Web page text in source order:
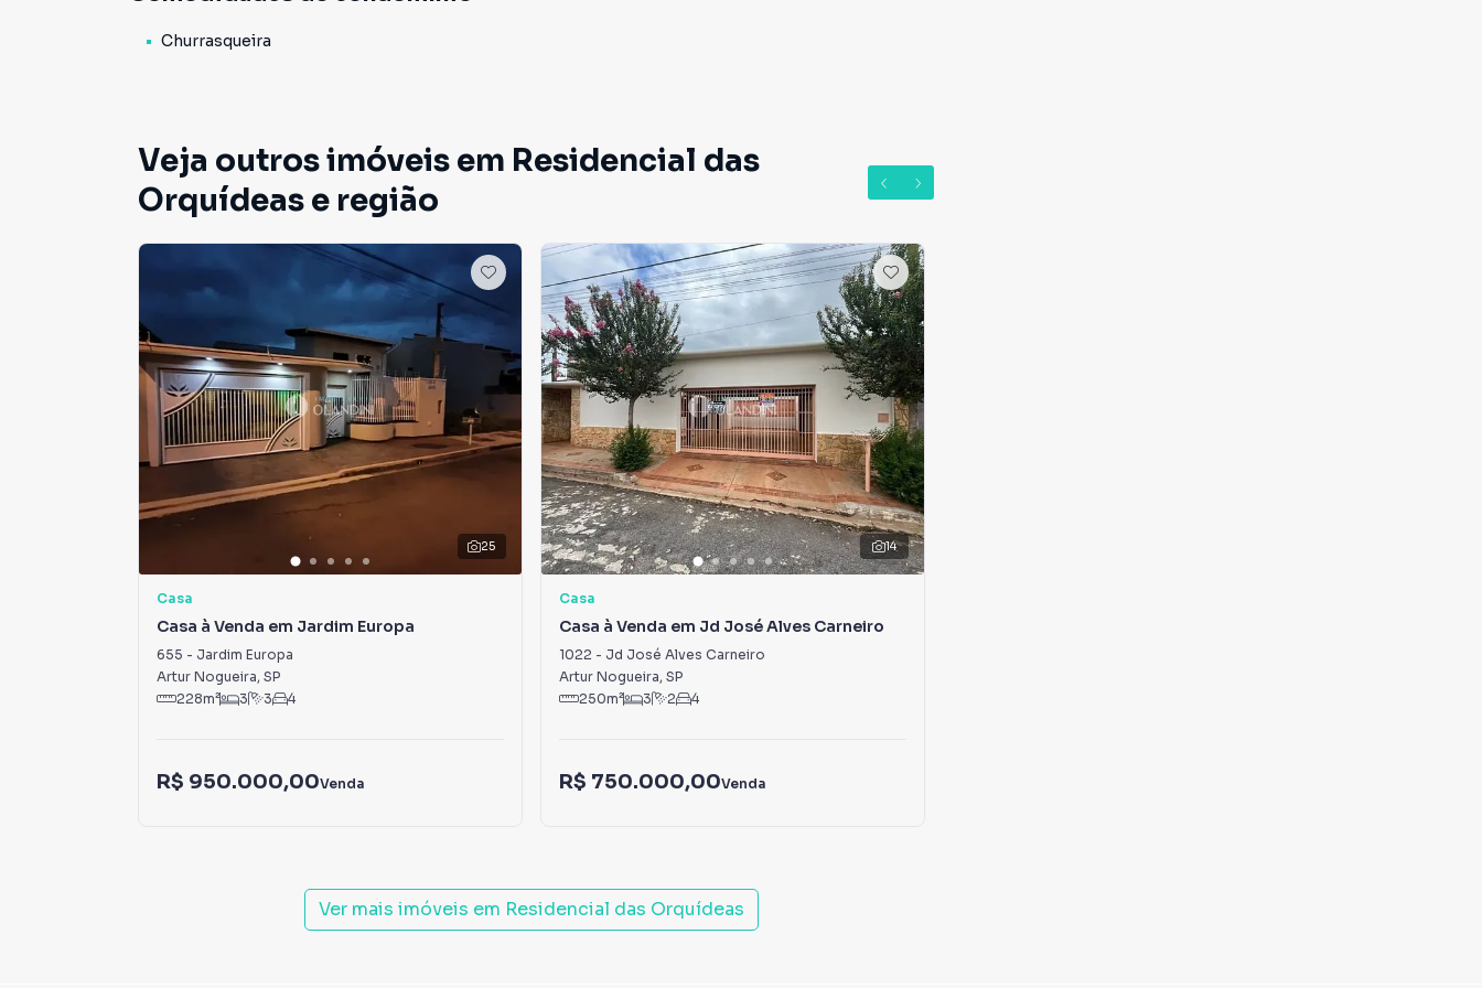
esta excelente oportunidade.
Churrasqueira
Veja outros imóveis em Residencial das
Orquídeas e região
25
Casa
Casa à Venda em Jardim Europa
655 - Jardim Europa
Artur Nogueira, SP
228m² 3 3 4
R$ 950.000,00Venda
14
Casa
Casa à Venda em Jd José Alves Carneiro
1022 - Jd José Alves Carneiro
Artur Nogueira, SP
250m² 3 2 4
R$ 750.000,00Venda
Ver mais imóveis em Residencial das Orquídeas